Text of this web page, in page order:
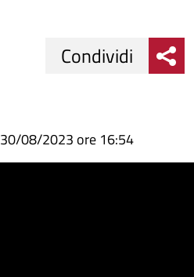
su
Facebook
Condividi
su
Condividi
Condividi
30/08/2023 ore 16:54